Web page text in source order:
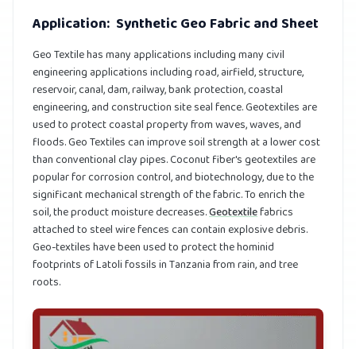
Application: Synthetic Geo Fabric and Sheet
Geo Textile has many applications including many civil
engineering applications including road, airfield, structure,
reservoir, canal, dam, railway, bank protection, coastal
engineering, and construction site seal fence. Geotextiles are
used to protect coastal property from waves, waves, and
floods. Geo Textiles can improve soil strength at a lower cost
than conventional clay pipes. Coconut fiber's geotextiles are
popular for corrosion control, and biotechnology, due to the
significant mechanical strength of the fabric. To enrich the
soil, the product moisture decreases.Geotextilefabrics
attached to steel wire fences can contain explosive debris.
Geo-textiles have been used to protect the hominid
footprints of Latoli fossils in Tanzania from rain, and tree
roots.